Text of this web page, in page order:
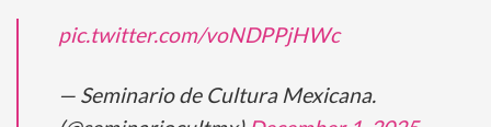
pic.twitter.com/voNDPPjHWc
— Seminario de Cultura Mexicana.